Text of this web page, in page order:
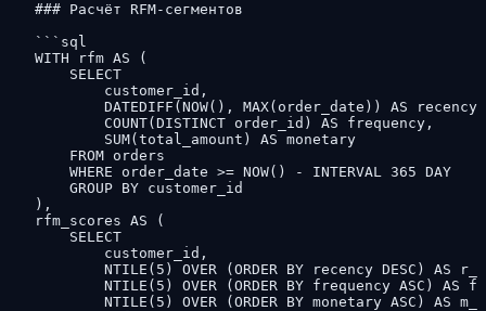
### Расчёт RFM-сегментов
```sql
WITH rfm AS (
    SELECT
        customer_id,
        DATEDIFF(NOW(), MAX(order_date)) AS recency,
        COUNT(DISTINCT order_id) AS frequency,
        SUM(total_amount) AS monetary
    FROM orders
    WHERE order_date >= NOW() - INTERVAL 365 DAY
    GROUP BY customer_id
),
rfm_scores AS (
    SELECT
        customer_id,
NTILE(5) OVER (ORDER BY recency DESC) AS
NTILE(5) OVER (ORDER BY frequency ASC) AS
NTILE(5) OVER (ORDER BY monetary ASC) AS